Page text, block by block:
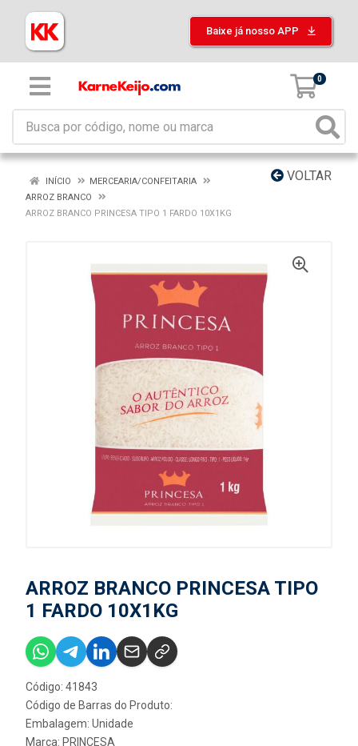
Baixe já nosso APP
0
VOLTAR
INÍCIO
MERCEARIA/CONFEITARIA
ARROZ BRANCO
ARROZ BRANCO PRINCESA TIPO 1 FARDO 10X1KG
ARROZ BRANCO PRINCESA TIPO
1 FARDO 10X1KG
Código: 41843
Código de Barras do Produto:
Embalagem: Unidade
Marca: PRINCESA